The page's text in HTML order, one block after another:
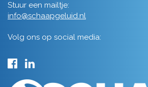
Stuur een mailtje:
info@schaapgeluid.nl
Volg ons op social media: